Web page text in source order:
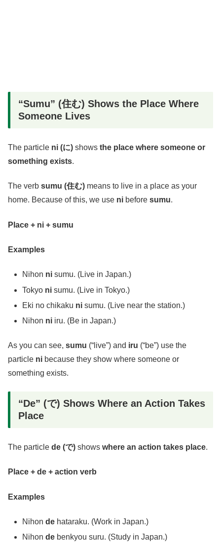
“Sumu” (住む) Shows the Place Where
Someone Lives
The particle ni (に) shows the place where someone or
something exists.
The verb sumu (住む) means to live in a place as your
home. Because of this, we use ni before sumu.
Place + ni + sumu
Examples
Nihon ni sumu. (Live in Japan.)
Tokyo ni sumu. (Live in Tokyo.)
Eki no chikaku ni sumu. (Live near the station.)
Nihon ni iru. (Be in Japan.)
As you can see, sumu (“live”) and iru (“be”) use the
particle ni because they show where someone or
something exists.
“De” (で) Shows Where an Action Takes
Place
The particle de (で) shows where an action takes place.
Place + de + action verb
Examples
Nihonde hataraku. (Work in Japan.)
Nihonde benkyou suru. (Study in Japan.)